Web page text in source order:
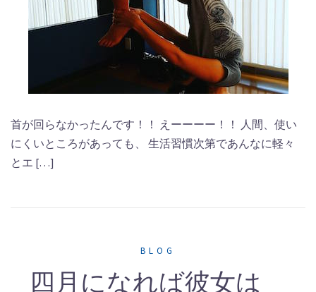
首が回らなかったんです！！ えーーーー！！ 人間、使い
にくいところがあっても、 生活習慣次第であんなに軽々
とエ […]
BLOG
四月になれば彼女は